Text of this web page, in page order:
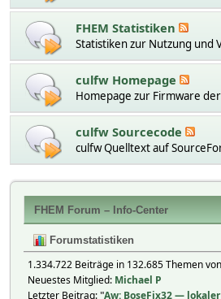
FHEM Statistiken
Statistiken zur Nutzung und
culfw Homepage
Homepage zur Firmware der
culfw Sourcecode
culfw Quelltext auf
FHEM Forum – Info-Center
Forumstatistiken
1.334.722 Beiträge in 132.685 Themen
Neuestes Mitglied: Michael P
Letzter Beitrag:"Aw: BoseFix32 — lokaler